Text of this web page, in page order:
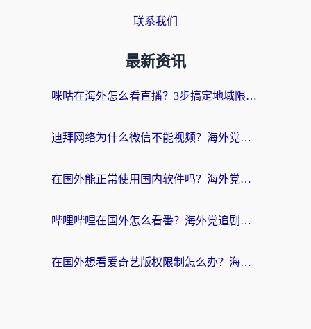
联系我们
最新资讯
咪咕在海外怎么看直播？3步搞定地域限制，还能畅看腾讯视频与国内热剧
迪拜网络为什么微信不能视频？海外党必看的回国加速全攻略
在国外能正常使用国内软件吗？海外党亲测有效的无缝访问指南
哔哩哔哩在国外怎么看番？海外党追剧看片的终极解决方案
在国外想看爱奇艺版权限制怎么办？海外华人必看的追剧自由指南